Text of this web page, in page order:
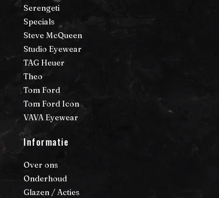
Serengeti
Specials
Steve McQueen
Studio Eyewear
TAG Heuer
Theo
Tom Ford
Tom Ford Icon
VAVA Eyewear
Informatie
Over ons
Onderhoud
Glazen / Acties